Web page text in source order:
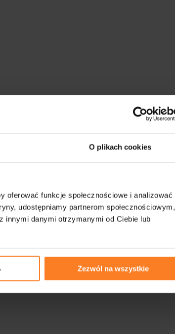
O plikach cookies
funkcje społecznościowe i analizować
udostępniamy partnerom społecznościowym,
innymi danymi otrzymanymi od Ciebie lub
Zezwól na wszystkie